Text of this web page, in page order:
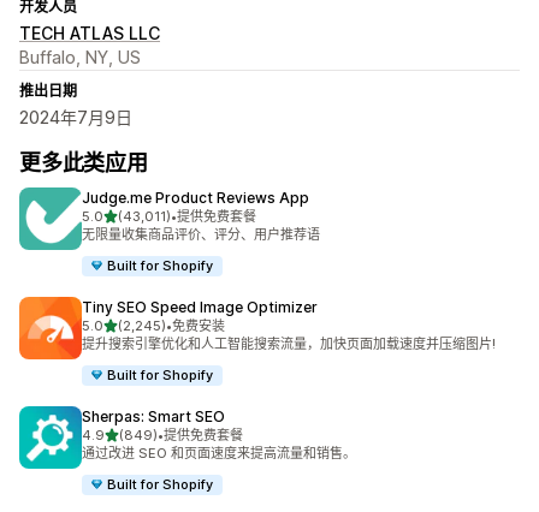
开发人员
TECH ATLAS LLC
Buffalo, NY, US
推出日期
2024年7月9日
更多此类应用
Judge.me Product Reviews App
5.0星（满分 5 星）
(43,011)
总共 43011 条评论
•提供免费套餐
无限量收集商品评价、评分、用户推荐语
Built for Shopify
Tiny SEO Speed Image Optimizer
5.0星（满分 5 星）
(2,245)
总共 2245 条评论
•免费安装
提升搜索引擎优化和人工智能搜索流量，加快页面加载速度并压缩图片!
Built for Shopify
Sherpas: Smart SEO
4.9星（满分 5 星）
(849)
总共 849 条评论
•提供免费套餐
通过改进 SEO 和页面速度来提高流量和销售。
Built for Shopify